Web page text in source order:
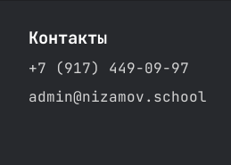
Контакты
+7 (917) 449-09-97
admin@nizamov.school